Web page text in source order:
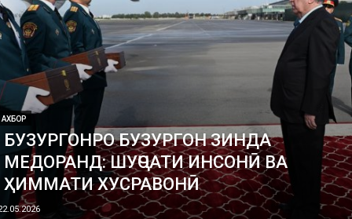
АХБОР
БУЗУРГОНРО БУЗУРГОН ЗИНДА
МЕДОРАНД: ШУҶОАТИ ИНСОНӢ ВА
ҲИММАТИ ХУСРАВОНӢ